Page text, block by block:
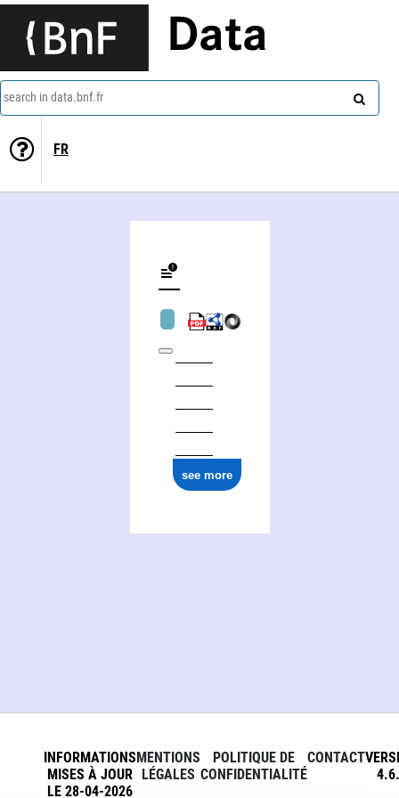
Data
search in data.bnf.fr
FR
see more
INFORMATIONS
MISES À JOUR
LE 28-04-2026
MENTIONS
LÉGALES
POLITIQUE DE
CONFIDENTIALITÉ
CONTACT